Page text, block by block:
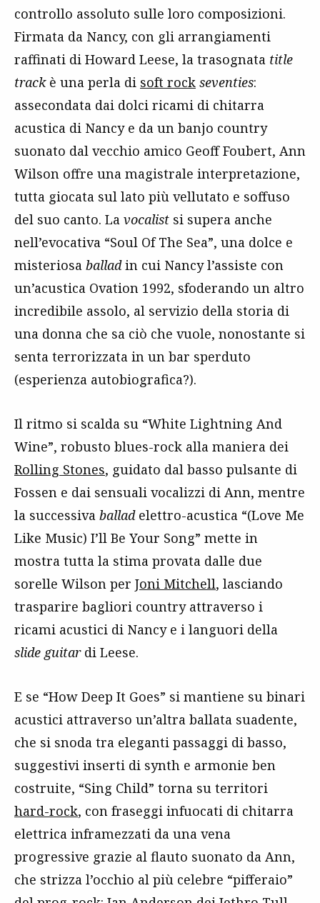
controllo assoluto sulle loro composizioni.
Firmata da Nancy, con gli arrangiamenti
raffinati di Howard Leese, la trasognata title
trackè una perla di soft rock seventies:
assecondata dai dolci ricami di chitarra
acustica di Nancy e da un banjo country
suonato dal vecchio amico Geoff Foubert, Ann
Wilson offre una magistrale interpretazione,
tutta giocata sul lato più vellutato e soffuso
del suo canto. La vocalist si supera anche
nell’evocativa “Soul Of The Sea”, una dolce e
misteriosa balladin cui Nancy l’assiste con
un’acustica Ovation 1992, sfoderando un altro
incredibile assolo, al servizio della storia di
una donna che sa ciò che vuole, nonostante si
senta terrorizzata in un bar sperduto
(esperienza autobiografica?).
Il ritmo si scalda su “White Lightning And
Wine”, robusto blues-rock alla maniera dei
Rolling Stones, guidato dal basso pulsante di
Fossen e dai sensuali vocalizzi di Ann, mentre
la successiva balladelettro-acustica “(Love Me
Like Music) I’ll Be Your Song” mette in
mostra tutta la stima provata dalle due
sorelle Wilson per Joni Mitchell, lasciando
trasparire bagliori country attraverso i
ricami acustici di Nancy e i languori della
slide guitardi Leese.
E se “How Deep It Goes” si mantiene su binari
acustici attraverso un’altra ballata suadente,
che si snoda tra eleganti passaggi di basso,
suggestivi inserti di synth e armonie ben
costruite, “Sing Child” torna su territori
hard-rock, con fraseggi infuocati di chitarra
elettrica inframezzati da una vena
progressive grazie al flauto suonato da Ann,
che strizza l’occhio al più celebre “pifferaio”